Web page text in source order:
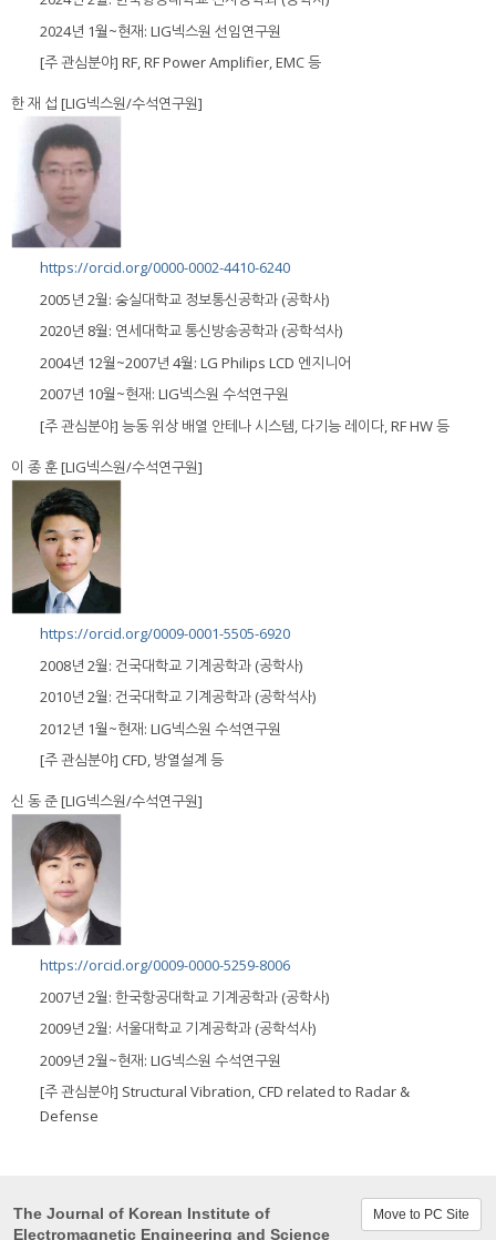
2024년 1월~현재: LIG넥스원 선임연구원
[주 관심분야] RF, RF Power Amplifier, EMC 등
한 재 섭 [LIG넥스원/수석연구원]
https://orcid.org/0000-0002-4410-6240
2005년 2월: 숭실대학교 정보통신공학과 (공학사)
2020년 8월: 연세대학교 통신방송공학과 (공학석사)
2004년 12월~2007년 4월: LG Philips LCD 엔지니어
2007년 10월~현재: LIG넥스원 수석연구원
[주 관심분야] 능동 위상 배열 안테나 시스템, 다기능 레이다, RF HW 등
이 종 훈 [LIG넥스원/수석연구원]
https://orcid.org/0009-0001-5505-6920
2008년 2월: 건국대학교 기계공학과 (공학사)
2010년 2월: 건국대학교 기계공학과 (공학석사)
2012년 1월~현재: LIG넥스원 수석연구원
[주 관심분야] CFD, 방열설계 등
신 동 준 [LIG넥스원/수석연구원]
https://orcid.org/0009-0000-5259-8006
2007년 2월: 한국항공대학교 기계공학과 (공학사)
2009년 2월: 서울대학교 기계공학과 (공학석사)
2009년 2월~현재: LIG넥스원 수석연구원
[주 관심분야] Structural Vibration, CFD related to Radar &
Defense
The Journal of Korean Institute of
Electromagnetic Engineering and Science
Move to PC Site